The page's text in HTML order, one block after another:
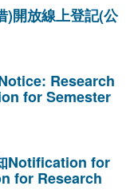
)開放線上登記(公
Research
for Semester
Notification for
for Research